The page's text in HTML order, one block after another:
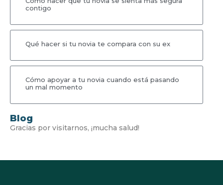
contigo
Qué hacer si tu novia te compara con su ex
Cómo apoyar a tu novia cuando está pasando
un mal momento
Blog
Gracias por visitarnos, ¡mucha salud!